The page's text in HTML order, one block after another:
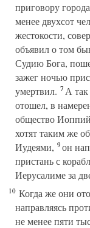
приговору
менее двухсот
жестокости,
объявил о том
Судию Бога,
зажег ночью
умертвил. 7А так
отошел, в
общество
хотят таким же
Иудеями, 9он
пристань с
Иерусалиме за
10 Когда же они
направляясь
не менее пяти